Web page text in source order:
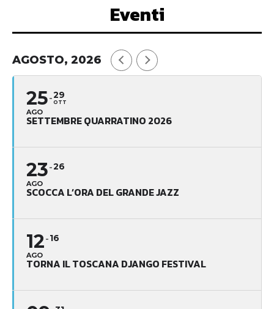
Eventi
AGOSTO, 2026
25
AGO
29
OTT
SETTEMBRE QUARRATINO 2026
23
AGO
26
SCOCCA L’ORA DEL GRANDE JAZZ
12
AGO
16
TORNA IL TOSCANA DJANGO FESTIVAL